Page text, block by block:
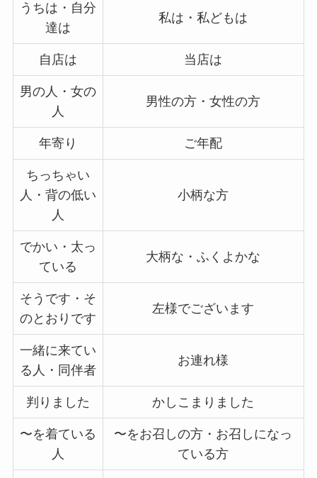
うちは・自分
達は
私は・私どもは
自店は 当店は
男の人・女の
人
男性の方・女性の方
年寄り ご年配
ちっちゃい
人・背の低い
人
小柄な方
でかい・太っ
ている
大柄な・ふくよかな
そうです・そ
のとおりです
左様でございます
一緒に来てい
る人・同伴者
お連れ様
判りました かしこまりました
〜を着ている
人
〜をお召しの方・お召しになっ
ている方